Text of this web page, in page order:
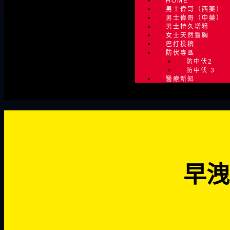
男士偉哥（西藥）
男士偉哥（中藥）
男士持久增粗
女士天然豐胸
巴打投稿
防伏專區
防中伏2
防中伏 3
醫療新知
早